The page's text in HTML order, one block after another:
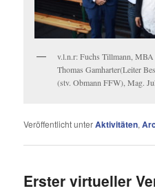
v.l.n.r: Fuchs Tillmann,
Thomas Gamharter(Leiter
(stv. Obmann FFW), Mag.
Veröffentlicht unterAktivitäten,
Erster virtueller